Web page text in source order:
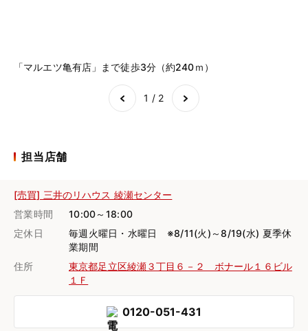
「マルエツ亀有店」まで徒歩3分（約240ｍ）
1 / 2
担当店舗
[売買] 三井のリハウス 綾瀬センター
営業時間
10:00～18:00
定休日
毎週火曜日・水曜日 ※8/11(火)～8/19(水) 夏季休
業期間
住所
東京都足立区綾瀬３丁目６－２ ボナール１６ビル
１Ｆ
0120-051-431